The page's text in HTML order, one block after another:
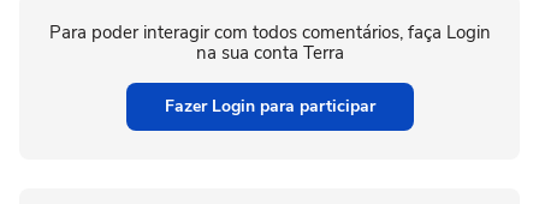
Para poder interagir com todos comentários, faça Login
na sua conta Terra
Fazer Login para participar